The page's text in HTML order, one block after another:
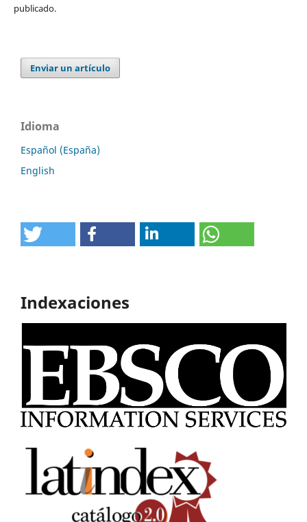
publicado.
Enviar un artículo
Idioma
Español (España)
English
Indexaciones